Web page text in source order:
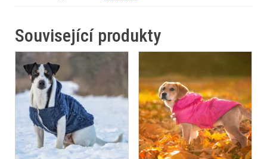
Související produkty